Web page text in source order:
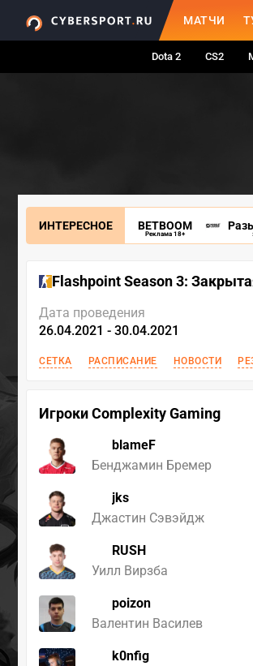
МАТЧИ
Dota 2 CS2
ИНТЕРЕСНОЕ BETBOOM
Реклама 18+
Flashpoint Season 3:
Дата проведения
26.04.2021 - 30.04.2021
СЕТКА РАСПИСАНИЕ НОВОСТИ
Игроки Complexity Gaming
blameF
Бенджамин Бремер
jks
Джастин Сэвэйдж
RUSH
Уилл Вирзба
poizon
Валентин Василев
k0nfig